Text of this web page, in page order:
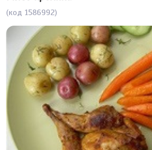
(код 1586992)